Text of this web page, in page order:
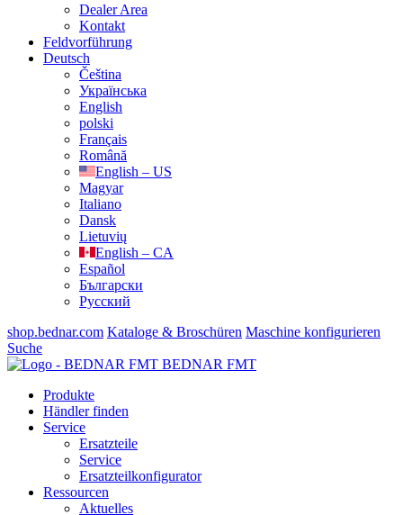
Dealer Area
Kontakt
Feldvorführung
Deutsch
Čeština
Українська
English
polski
Français
Română
English – US
Magyar
Italiano
Dansk
Lietuvių
English – CA
Español
Български
Русский
shop.bednar.com Kataloge & Broschüren Maschine konfigurieren
Suche
BEDNAR FMT
Produkte
Händler finden
Service
Ersatzteile
Service
Ersatzteilkonfigurator
Ressourcen
Aktuelles